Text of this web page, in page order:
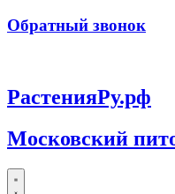
Обратный звонок
РастенияРу.рф
Московский